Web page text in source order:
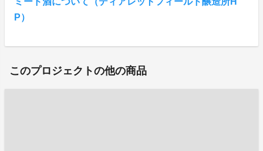
P）
このプロジェクトの他の商品